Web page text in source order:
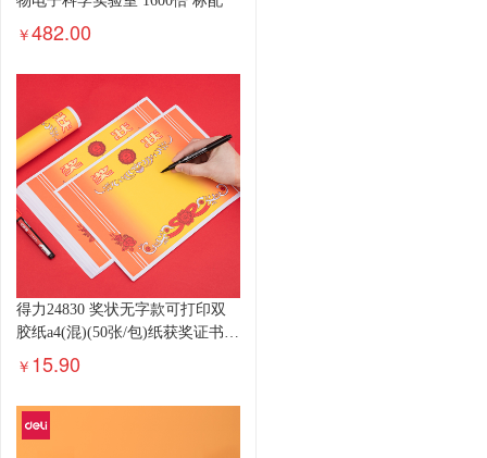
￥482.00
得力24830 奖状无字款可打印双
胶纸a4(混)(50张/包)纸获奖证书
中小学生表扬表彰奖状教师通
￥ 15.90